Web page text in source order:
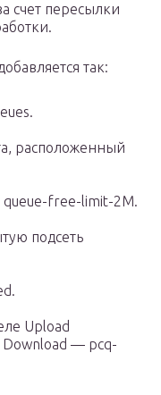
счет пересылки
так:
расположенный
queue-free-limit-2M.
подсеть
Upload
— pcq-